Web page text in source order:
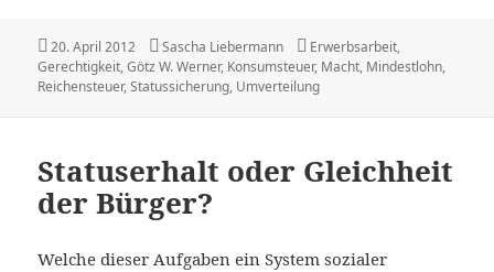
Veröffentlicht
am
20. April 2012 Autor
Sascha Liebermann Kategorien
Erwerbsarbeit,
Gerechtigkeit,Götz W. Werner, Konsumsteuer, Macht, Mindestlohn,
Reichensteuer,Statussicherung, Umverteilung
Statuserhalt oder Gleichheit
der Bürger?
Welche dieser Aufgaben ein System sozialer